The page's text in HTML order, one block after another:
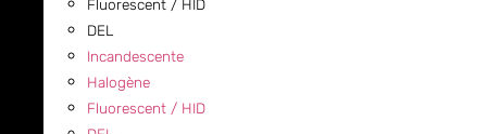
Fluorescent / HID
DEL
Incandescente
Halogène
Fluorescent / HID